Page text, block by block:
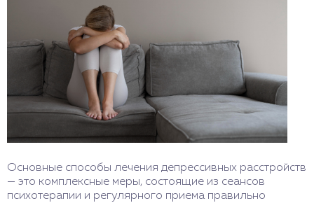
Основные способы лечения депрессивных расстройств
— это комплексные меры, состоящие из сеансов
психотерапии и регулярного приема правильно